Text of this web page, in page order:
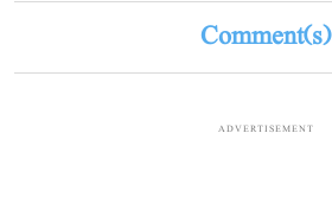
Comment(s)
ADVERTISEMENT